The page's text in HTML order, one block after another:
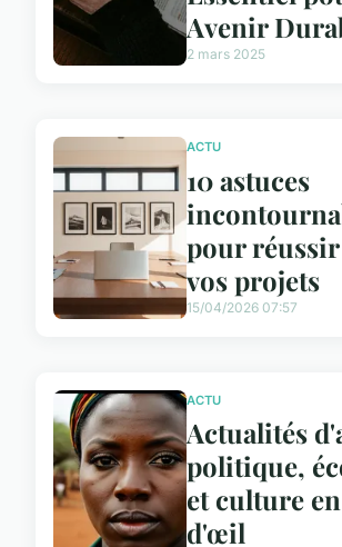
Avenir
2 mars 2025
ACTU
10 astuces
pour
vos projets
15/04/2026 07:57
ACTU
Actualités
politique,
et culture
d'œil